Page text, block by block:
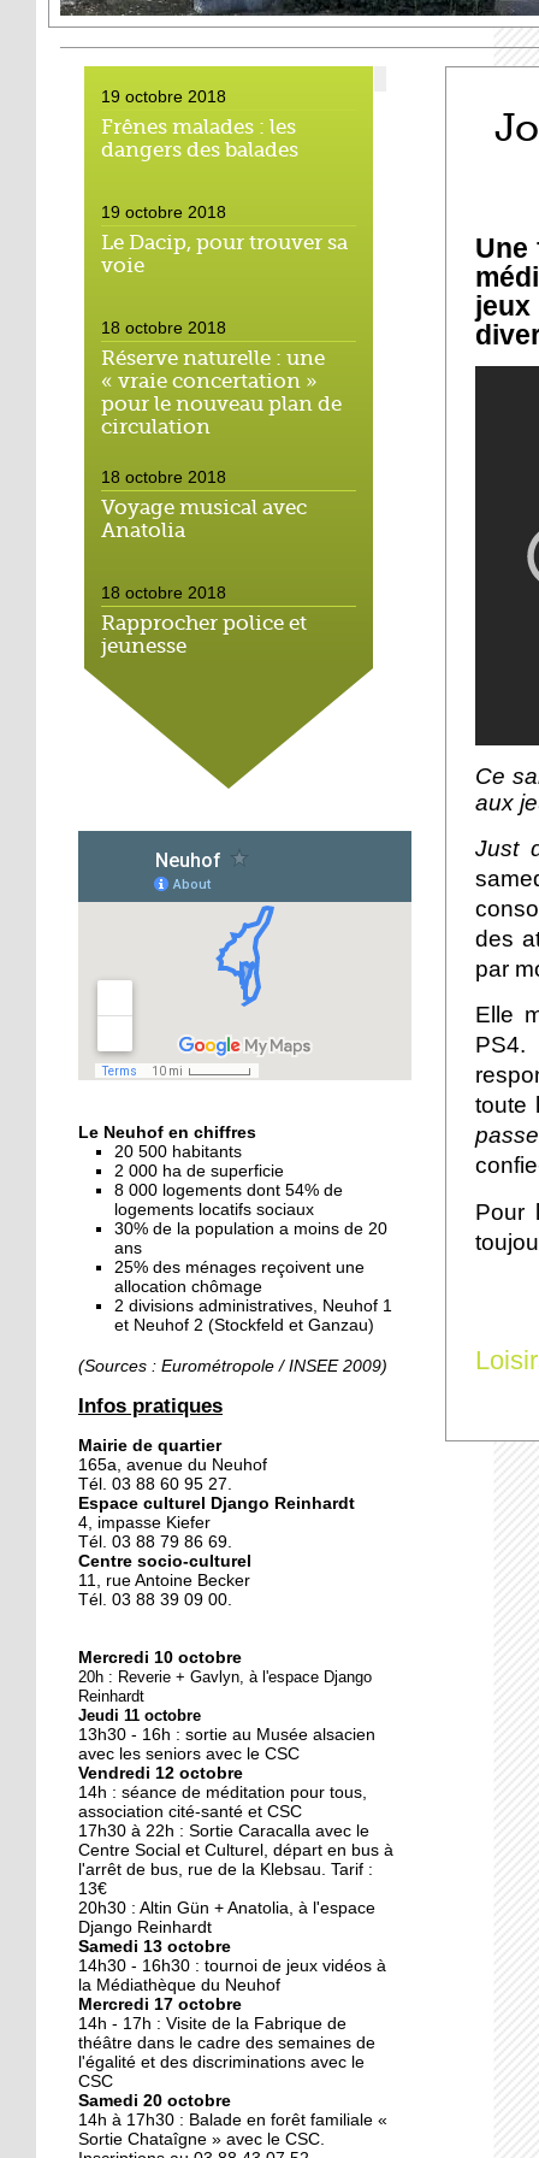
19 octobre 2018
Frênes malades : les
dangers des balades
19 octobre 2018
Le Dacip, pour trouver sa
voie
18 octobre 2018
Réserve naturelle : une
« vraie concertation »
pour le nouveau plan de
circulation
18 octobre 2018
Voyage musical avec
Anatolia
18 octobre 2018
Rapprocher police et
jeunesse
18 octobre 2018
Un jardin face aux
obstacles
Jouer à Fifa à la
médiathèque
16 octobre 2018
«Chacun me propose un
autofinancement là, ce
qui vous vient !»
16 octobre 2018
consommation se fait à
ciel ouvert »
16 octobre 2018
Un vécu de poids
15 octobre 2018
Difracto : devenir un pro
avec Django
Le vrac s'invite au Neuhof
11 octobre 2018
Les petites filles
chaussent leurs
10 octobre 2018
Nouveau look pour une
nouvelle mairie
19 octobre 2017
Face au challenge du
numérique
19 octobre 2017
La précarité tue
18 octobre 2017
Quatre décennies au
chevet du Neuhof
18 octobre 2017
Le Neuhof en chiffres
20 500 habitants
2 000 ha de superficie
8 000 logements dont 54% de
logements locatifs sociaux
30% de la population a moins de 20
ans
25% des ménages reçoivent une
allocation chômage
2 divisions administratives, Neuhof 1
et Neuhof 2 (Stockfeld et Ganzau)
(Sources : Eurométropole / INSEE 2009)
Infos pratiques
Mairie de quartier
165a, avenue du Neuhof
Tél. 03 88 60 95 27.
Espace culturel Django Reinhardt
4, impasse Kiefer
Tél. 03 88 79 86 69.
Centre socio-culturel
11, rue Antoine Becker
Tél. 03 88 39 09 00.
Mercredi 10 octobre
20h : Reverie + Gavlyn, à l'espace Django
Reinhardt
Jeudi 11 octobre
13h30 - 16h : sortie au Musée alsacien
avec les seniors avec le CSC
Vendredi 12 octobre
14h : séance de méditation pour tous,
association cité-santé et CSC
17h30 à 22h : Sortie Caracalla avec le
Centre Social et Culturel, départ en bus à
l'arrêt de bus, rue de la Klebsau. Tarif :
13€
20h30 : Altin Gün + Anatolia, à l'espace
Django Reinhardt
Samedi 13 octobre
14h30 - 16h30 : tournoi de jeux vidéos à
la Médiathèque du Neuhof
Mercredi 17 octobre
14h - 17h : Visite de la Fabrique de
théâtre dans le cadre des semaines de
l'égalité et des discriminations avec le
CSC
Samedi 20 octobre
14h à 17h30 : Balade en forêt familiale «
Sortie Chataîgne » avec le CSC.
Une
Ce
aux
Just
des
par
Elle
toute
Pour